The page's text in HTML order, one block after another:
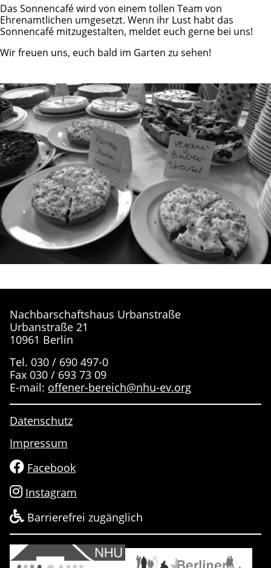
Register-Meldestelle
Ausstellungen
Die Geschichte des Hauses
Freiwilliges Engagement
Unser Selbstverständnis
Das Sonnencafé wird von einem tollen Team von
Ehrenamtlichen umgesetzt. Wenn ihr Lust habt das
Sonnencafé mitzugestalten, meldet euch gerne bei uns!
Wir freuen uns, euch bald im Garten zu sehen!
Nachbarschaftshaus Urbanstraße
Urbanstraße 21
10961 Berlin
Tel. 030 / 690 497-0
Fax 030 / 693 73 09
E-mail: offener-bereich@nhu-ev.org
Datenschutz
Impressum
Facebook
Instagram
Barrierefrei zugänglich